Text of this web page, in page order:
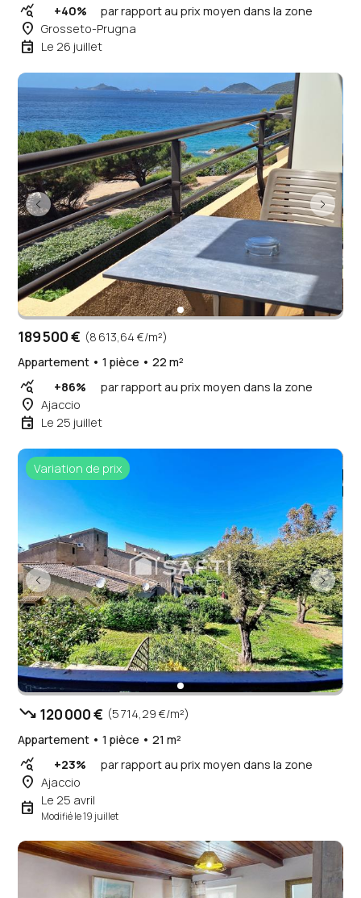
query_stats +40% par rapport au prix moyen dans la zone
place Grosseto-Prugna
event Le 26 juillet
189 500 € (8 613,64 €/m²)
Appartement • 1 pièce • 22 m²
query_stats +86% par rapport au prix moyen dans la zone
place Ajaccio
event Le 25 juillet
Variation de prix
trending_down 120 000 € (5 714,29 €/m²)
Appartement • 1 pièce • 21 m²
query_stats +23% par rapport au prix moyen dans la zone
place Ajaccio
event Le 25 avril
Modifié le 19 juillet